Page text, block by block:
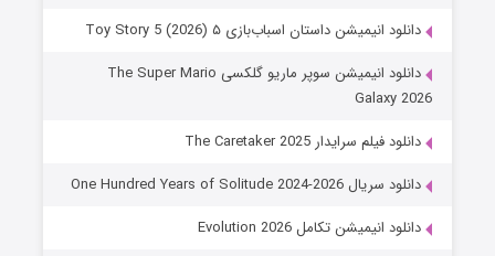
دانلود انیمیشن داستان اسباب‌بازی ۵ Toy Story 5 (2026)
دانلود انیمیشن سوپر ماریو گلکسی The Super Mario
Galaxy 2026
دانلود فیلم سرایدار The Caretaker 2025
دانلود سریال One Hundred Years of Solitude 2024-2026
دانلود انیمیشن تکامل Evolution 2026